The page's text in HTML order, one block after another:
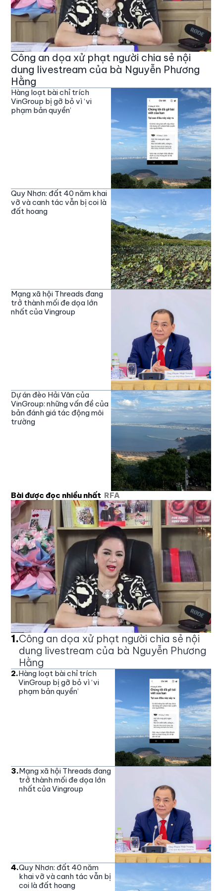
Công an dọa xử phạt người chia sẻ nội
dung livestream của bà Nguyễn Phương
Hằng
Hàng loạt bài chỉ trích
VinGroup bị gỡ bỏ vì ‘vi
phạm bản quyền’
Quy Nhơn: đất 40 năm khai
vỡ và canh tác vẫn bị coi là
đất hoang
Mạng xã hội Threads đang
trở thành mối đe dọa lớn
nhất của Vingroup
Dự án đèo Hải Vân của
VinGroup: những vấn đề của
bản đánh giá tác động môi
trường
Bài được đọc nhiều nhất RFA
1.Công an dọa xử phạt người chia sẻ nội
dung livestream của bà Nguyễn Phương
Hằng
2.Hàng loạt bài chỉ trích
VinGroup bị gỡ bỏ vì ‘vi
phạm bản quyền’
3.Mạng xã hội Threads đang
trở thành mối đe dọa lớn
nhất của Vingroup
4.Quy Nhơn: đất 40 năm
khai vỡ và canh tác vẫn bị
coi là đất hoang